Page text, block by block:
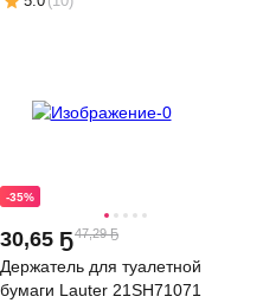
-35%
30,65 Ҕ47,29 Ҕ
Держатель для туалетной
бумаги Lauter 21SH71071